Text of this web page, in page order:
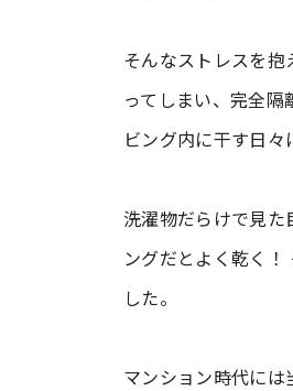
そんなストレスを
ってしまい、完全
ビング内に干す日々
洗濯物だらけで見
ングだとよく乾く
した。
マンション時代に